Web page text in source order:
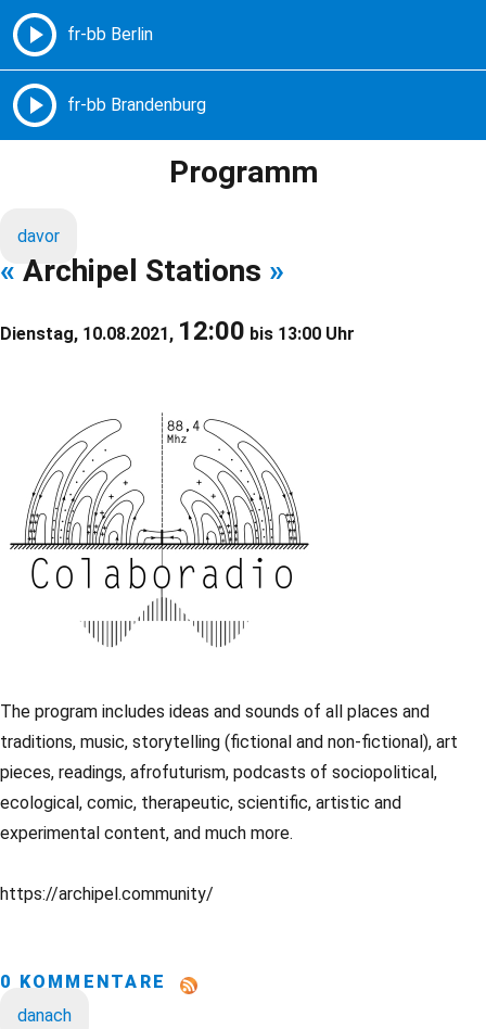
Freie Radios – Berlin Brandenburg
Programm
davor
« Archipel Stations »
Dienstag, 10.08.2021, 12:00 bis 13:00 Uhr
The program includes ideas and sounds of all places and
traditions, music, storytelling (fictional and non-fictional), art
pieces, readings, afrofuturism, podcasts of sociopolitical,
ecological, comic, therapeutic, scientific, artistic and
experimental content, and much more.
https://archipel.community/
0 KOMMENTARE
danach